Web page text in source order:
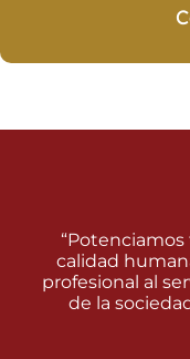
“Potenciamos
calidad
profesional al
de la